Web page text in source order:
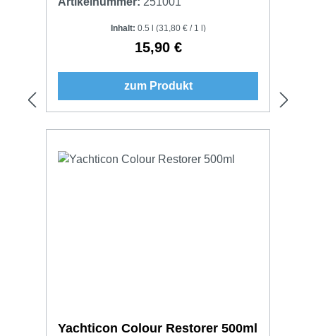
Inhalt: 0.5 l (31,80 € / 1 l)
Regulärer Preis:
15,90 €
zum Produkt
Yachticon Colour Restorer 500ml